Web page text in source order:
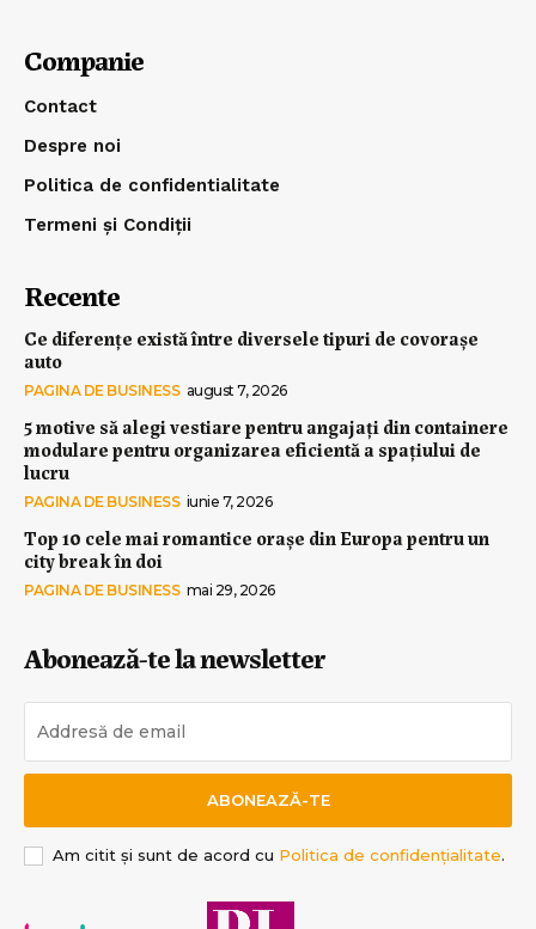
Companie
Contact
Despre noi
Politica de confidentialitate
Termeni și Condiții
Recente
Ce diferențe există între diversele tipuri de covorașe
auto
PAGINA DE BUSINESS august 7, 2026
5 motive să alegi vestiare pentru angajați din containere
modulare pentru organizarea eficientă a spațiului de
lucru
PAGINA DE BUSINESS iunie 7, 2026
Top 10 cele mai romantice orașe din Europa pentru un
city break în doi
PAGINA DE BUSINESS mai 29, 2026
Abonează-te la newsletter
ABONEAZĂ-TE
Am citit și sunt de acord cu Politica de confidențialitate.